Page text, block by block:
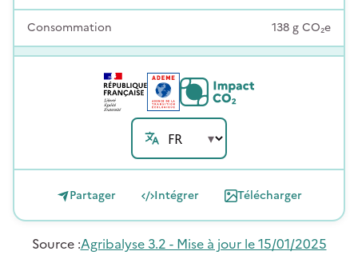
Consommation 138gCO₂e
Partager Intégrer Télécharger
Source:Agribalyse 3.2 - Mise à jour le 15/01/2025